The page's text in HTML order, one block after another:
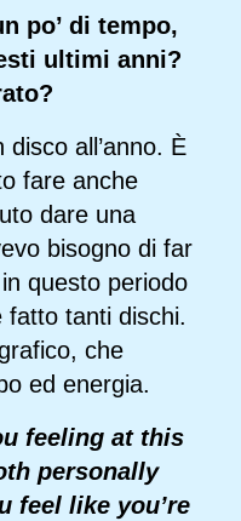
po’ di tempo,
ultimi anni?
all’anno. È
fare anche
dare una
bisogno di far
questo periodo
fatto tanti dischi.
che
ed energia.
feeling at this
personally
feel like you’re